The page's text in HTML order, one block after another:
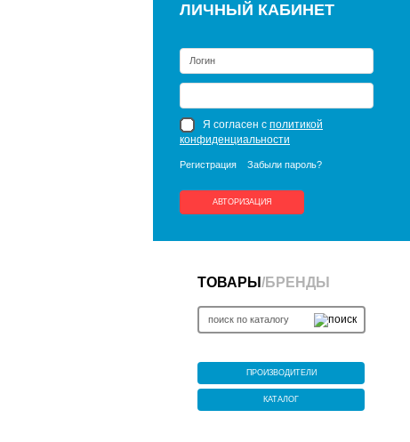
ЛИЧНЫЙ КАБИНЕТ
Я согласен с политикой
конфиденциальности
Регистрация Забыли пароль?
АВТОРИЗАЦИЯ
ТОВАРЫ /БРЕНДЫ
ПРОИЗВОДИТЕЛИ
КАТАЛОГ